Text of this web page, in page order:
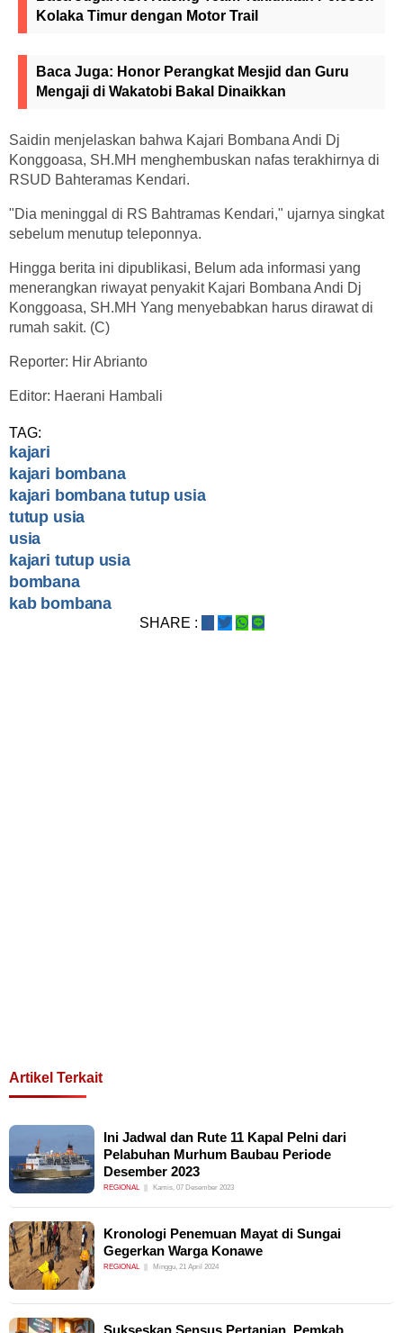
Kolaka Timur dengan Motor Trail
Baca Juga: Honor Perangkat Mesjid dan Guru
Mengaji di Wakatobi Bakal Dinaikkan
Saidin menjelaskan bahwa Kajari Bombana Andi Dj
Konggoasa, SH.MH menghembuskan nafas terakhirnya di
RSUD Bahteramas Kendari.
"Dia meninggal di RS Bahtramas Kendari," ujarnya singkat
sebelum menutup teleponnya.
Hingga berita ini dipublikasi, Belum ada informasi yang
menerangkan riwayat penyakit Kajari Bombana Andi Dj
Konggoasa, SH.MH Yang menyebabkan harus dirawat di
rumah sakit. (C)
Reporter: Hir Abrianto
Editor: Haerani Hambali
TAG:
kajari
kajari bombana
kajari bombana tutup usia
tutup usia
usia
kajari tutup usia
bombana
kab bombana
SHARE :
Artikel Terkait
Ini Jadwal dan Rute 11 Kapal Pelni dari
Pelabuhan Murhum Baubau Periode
Desember 2023
REGIONAL Kamis, 07 Desember 2023
Kronologi Penemuan Mayat di Sungai
Gegerkan Warga Konawe
REGIONAL Minggu, 21 April 2024
Sukseskan Sensus Pertanian, Pemkab